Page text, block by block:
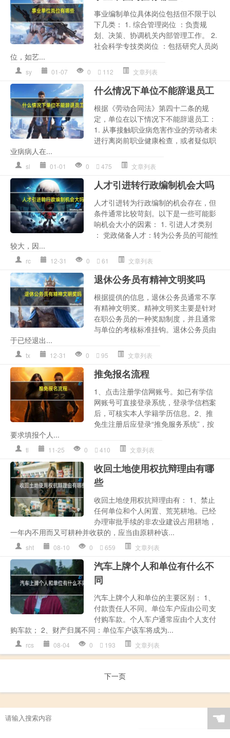
事业编制单位具体岗位包括但不限于以
下几类： 1. 综合管理岗位 ：负责规
划、决策、协调机关内部管理工作。 2.
社会科学专技类岗位 ：包括研究人员岗
位，如艺...
sy 01-07 0 112 文章列表
什么情况下单位不能辞退员工
根据《劳动合同法》第四十二条的规
定，单位在以下情况下不能辞退员工：
1. 从事接触职业病危害作业的劳动者未
进行离岗前职业健康检查，或者疑似职
业病病人在...
sl 01-01 0 475 文章列表
人才引进转行政编制机会大吗
人才引进转为行政编制的机会存在，但
条件通常比较苛刻。以下是一些可能影
响机会大小的因素： 1. 引进人才类别
： 党政储备人才：转为公务员的可能性
较大，因...
rc 12-31 0 61 文章列表
退休公务员有精神文明奖吗
根据提供的信息，退休公务员通常不享
有精神文明奖。精神文明奖主要是针对
在职公务员的一种奖励制度，并且通常
与单位的考核标准挂钩。退休公务员由
于已经退出...
tx 12-31 0 95 文章列表
推免报名流程
1、点击注册学信网账号。如已有学信
网账号可直接登录系统，登录学信档案
后，可核实本人学籍学历信息。2、推
免生注册后应登录“推免服务系统”，按
要求填报个人...
tl 11-25 0 410 文章列表
收回土地使用权抗辩理由有哪
些
收回土地使用权抗辩理由有： 1、禁止
任何单位和个人闲置、荒芜耕地。已经
办理审批手续的非农业建设占用耕地，
一年内不用而又可耕种并收获的，应当由原耕种该...
sht 08-10 0 659 文章列表
汽车上牌个人和单位有什么不
同
汽车上牌个人和单位的主要区别： 1、
付款责任人不同。单位车户应由公司支
付购车款。个人车户通常应由个人支付
购车款； 2、财产归属不同：单位车户该车将成为...
rcs 08-04 0 193 文章列表
下一页
☚